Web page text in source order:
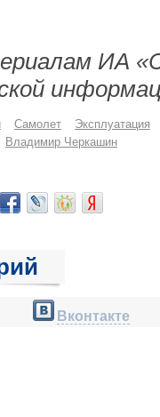
ИА
Самолет
Эксплуатация
Владимир Черкашин
Вконтакте